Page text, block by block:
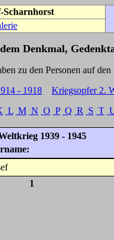
Scharnhorst
Denkmal,
auf den
- 1918
Kriegsopfer 2.
L M N O P Q R S T
1939 - 1945
1